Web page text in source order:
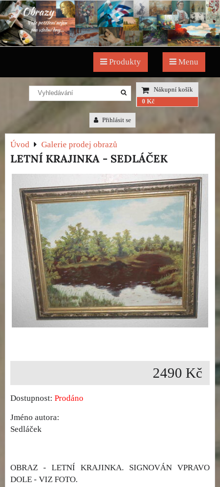
Produkty Menu
Nákupní košík
0 Kč
Přihlásit se
Úvod Galerie prodej obrazů
LETNÍ KRAJINKA - SEDLÁČEK
2490 Kč
Dostupnost: Prodáno
Jméno autora:
Sedláček
OBRAZ - LETNÍ KRAJINKA. SIGNOVÁN VPRAVO
DOLE - VIZ FOTO.